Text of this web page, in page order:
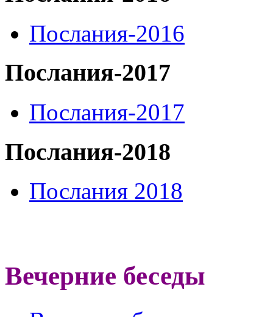
Послания-2016
Послания-2017
Послания-2017
Послания-2018
Послания 2018
Вечерние беседы